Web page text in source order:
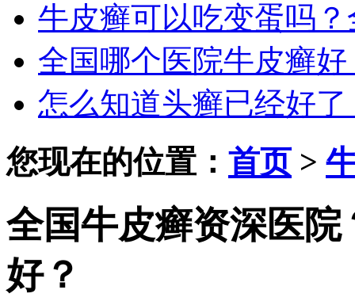
牛皮癣可以吃变蛋吗？
全国哪个医院牛皮癣好
怎么知道头癣已经好了
您现在的位置： 首页>
全国牛皮癣资深医
好？